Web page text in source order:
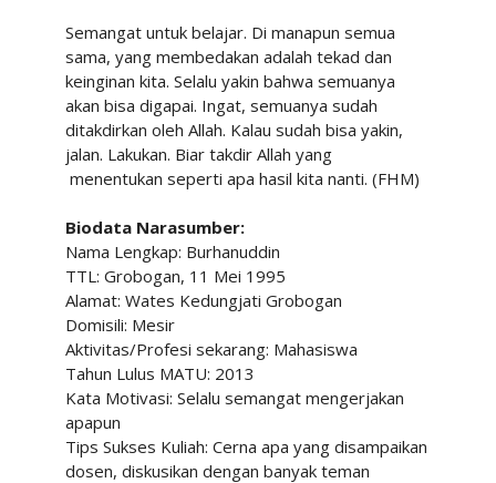
Semangat untuk belajar. Di manapun semua
sama, yang membedakan adalah tekad dan
keinginan kita. Selalu yakin bahwa semuanya
akan bisa digapai. Ingat, semuanya sudah
ditakdirkan oleh Allah. Kalau sudah bisa yakin,
jalan. Lakukan. Biar takdir Allah yang
menentukan seperti apa hasil kita nanti. (FHM)
Biodata Narasumber:
Nama Lengkap: Burhanuddin
TTL: Grobogan, 11 Mei 1995
Alamat: Wates Kedungjati Grobogan
Domisili: Mesir
Aktivitas/Profesi sekarang: Mahasiswa
Tahun Lulus MATU: 2013
Kata Motivasi: Selalu semangat mengerjakan
apapun
Tips Sukses Kuliah: Cerna apa yang disampaikan
dosen, diskusikan dengan banyak teman